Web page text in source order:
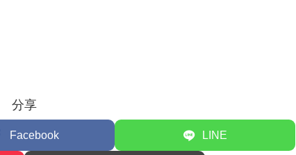
分享
Facebook LINE